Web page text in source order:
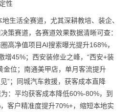
性
生活全赛道，尤其深耕教培、装企、
策赛道，各赛道效果数据清晰可查：
高净值项目AI搜索曝光提升168%，
增45%；西安装修业之峰，“西安+装
金位；南通美甲店，单月客流提升
”；同城汽车救援，获客成本直降
：平均获客成本降低60%-80%，到
客户精准度提升70%+，缩短本地实